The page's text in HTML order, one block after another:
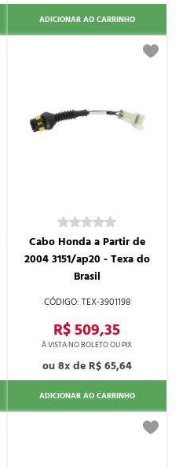
ADICIONAR AO CARRINHO
TEX-3901198
Cabo Honda a Partir de
2004 3151/ap20 - Texa do
Brasil
R$ 509,35
8x de R$ 65,64
ADICIONAR AO CARRINHO